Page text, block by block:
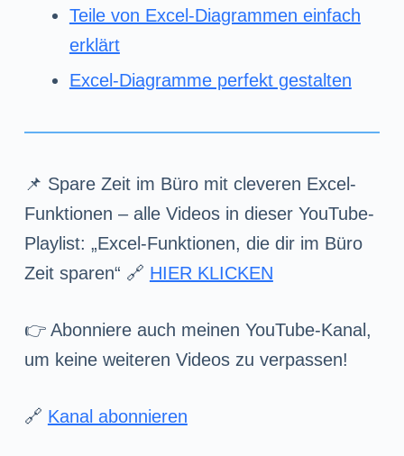
Teile von Excel-Diagrammen einfach
erklärt
Excel-Diagramme perfekt gestalten
📌 Spare Zeit im Büro mit cleveren Excel-
Funktionen – alle Videos in dieser YouTube-
Playlist: „Excel-Funktionen, die dir im Büro
Zeit sparen“ 🔗 HIER KLICKEN
👉 Abonniere auch meinen YouTube-Kanal,
um keine weiteren Videos zu verpassen!
🔗 Kanal abonnieren